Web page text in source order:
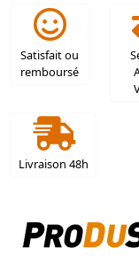
Satisfait ou
remboursé
Livraison 48h